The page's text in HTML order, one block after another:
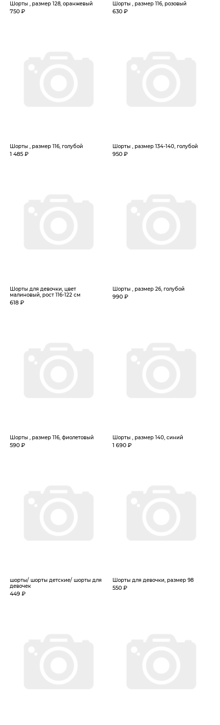
Шорты , размер 128, оранжевый
750 ₽
Шорты , размер 116, розовый
630 ₽
Шорты , размер 116, голубой
1 485 ₽
Шорты , размер 134-140, голубой
950 ₽
Шорты для девочки, цвет
малиновый, рост 116-122 см
618 ₽
Шорты , размер 26, голубой
990 ₽
Шорты , размер 116, фиолетовый
590 ₽
Шорты , размер 140, синий
1 690 ₽
шорты/ шорты детские/ шорты для
девочек
449 ₽
Шорты для девочки, размер 98
550 ₽